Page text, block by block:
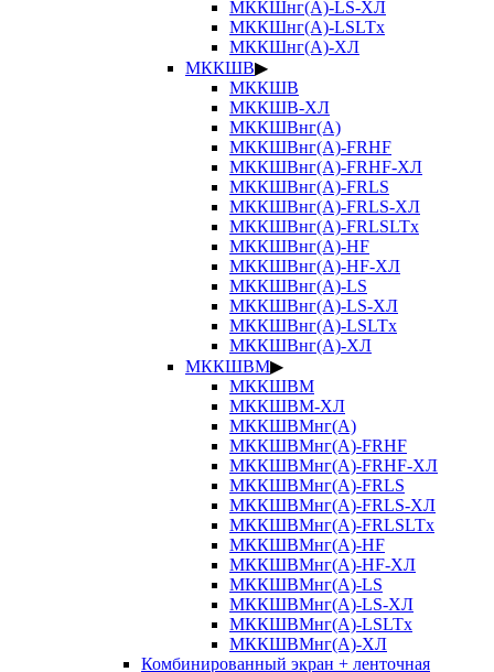
МККШнг(А)-LS-ХЛ
МККШнг(А)-LSLTx
МККШнг(А)-ХЛ
МККШВ▶
МККШВ
МККШВ-ХЛ
МККШВнг(А)
МККШВнг(А)-FRHF
МККШВнг(А)-FRHF-ХЛ
МККШВнг(А)-FRLS
МККШВнг(А)-FRLS-ХЛ
МККШВнг(А)-FRLSLTx
МККШВнг(А)-HF
МККШВнг(А)-HF-ХЛ
МККШВнг(А)-LS
МККШВнг(А)-LS-ХЛ
МККШВнг(А)-LSLTx
МККШВнг(А)-ХЛ
МККШВМ▶
МККШВМ
МККШВМ-ХЛ
МККШВМнг(А)
МККШВМнг(А)-FRHF
МККШВМнг(А)-FRHF-ХЛ
МККШВМнг(А)-FRLS
МККШВМнг(А)-FRLS-ХЛ
МККШВМнг(А)-FRLSLTx
МККШВМнг(А)-HF
МККШВМнг(А)-HF-ХЛ
МККШВМнг(А)-LS
МККШВМнг(А)-LS-ХЛ
МККШВМнг(А)-LSLTx
МККШВМнг(А)-ХЛ
Комбинированный экран + ленточная